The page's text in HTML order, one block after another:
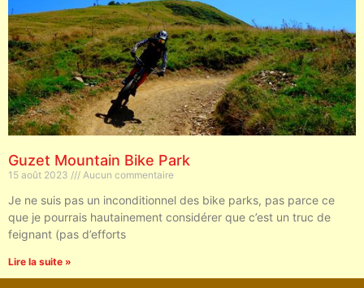
Guzet Mountain Bike Park
15 août 2023 Aucun commentaire
Je ne suis pas un inconditionnel des bike parks, pas parce ce
que je pourrais hautainement considérer que c’est un truc de
feignant (pas d’efforts
Lire la suite »